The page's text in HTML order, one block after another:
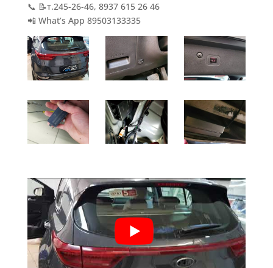
📞 📝т.245-26-46, 8937 615 26 46
📲 What’s App 89503133335